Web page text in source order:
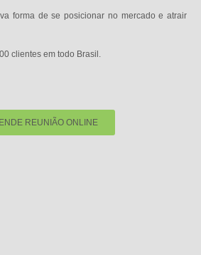
forma de se posicionar no mercado e atrair
clientes em todo Brasil.
REUNIÃO ONLINE